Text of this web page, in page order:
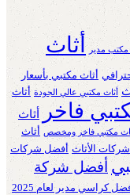
مكتب مدير
أثاث
أثاث مكتبي بأسعار
أثاث مكتبي عالي الجودة أثاث
فاخر
أثاث
مكتبي فاخر ومخصص
أثاث
الأثاث أفضل شركات
أفضل شركة
كراسي مدير لعام 2025